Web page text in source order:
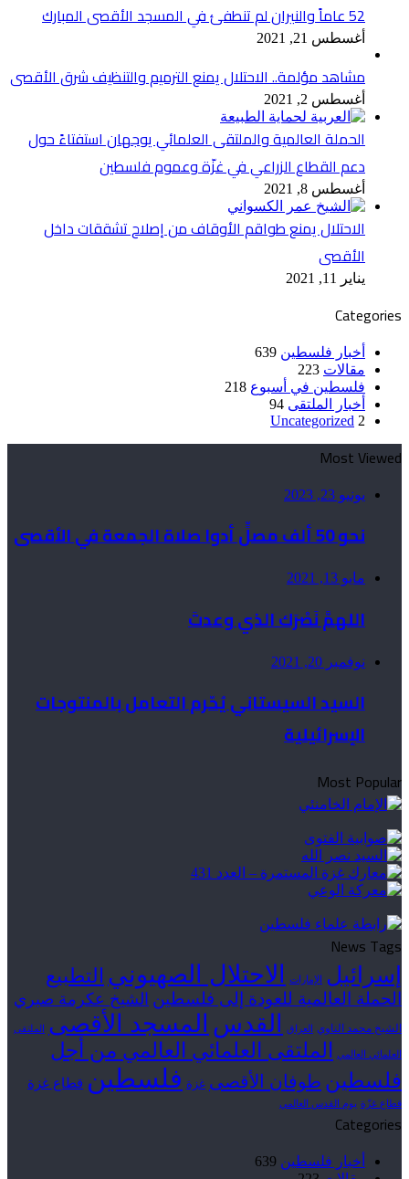
52 عاماً والنيران لم تنطفئ في المسجد الأقصى المبارك
أغسطس 21, 2021
مشاهد مؤلمة.. الاحتلال يمنع الترميم والتنظيف شرق الأقصى
أغسطس 2, 2021
الحملة العالمية والملتقى العلمائي يوجهان استفتاءً حول
دعم القطاع الزراعي في غزّة وعموم فلسطين
أغسطس 8, 2021
الاحتلال يمنع طواقم الأوقاف من إصلاح تشققات داخل
الأقصى
يناير 11, 2021
Categories
أخبار فلسطين 639
مقالات 223
فلسطين في أسبوع 218
أخبار الملتقى 94
Uncategorized 2
Most Viewed
يونيو 23, 2023
نحو 50 ألف مصلٍّ أدوا صلاة الجمعة في الأقصى
مايو 13, 2021
اللهمَّ نَصْرَك الذي وعدتَ
نوفمبر 20, 2021
السيد السيستاني يُحّرم التعامل بالمنتوجات
الإسرائيلية
Most Popular
News Tags
إسرائيل الإمارات الاحتلال الصهيوني التطبيع
الحملة العالمية للعودة إلى فلسطين الشيخ عكرمة صبري
الشيخ محمد الناوي العراق القدس المسجد الأقصى الملتقى
العلمائي العالمي الملتقى العلمائي العالمي من أجل
فلسطين طوفان الأقصى غزة فلسطين قطاع غزة
قطاع غزّة يوم القدس العالمي
Categories
أخبار فلسطين 639